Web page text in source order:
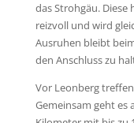
das Strohgäu. Diese
reizvoll und wird
Ausruhen bleibt
den Anschluss zu
Vor Leonberg
Gemeinsam geht es